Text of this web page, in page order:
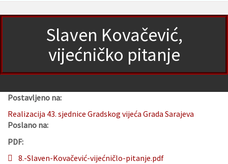
Slaven Kovačević,
vijećničko pitanje
Postavljeno na:
Realizacija 43. sjednice Gradskog vijeća Grada Sarajeva
Poslano na:
PDF:
8.-Slaven-Kovačević-vijećničlo-pitanje.pdf